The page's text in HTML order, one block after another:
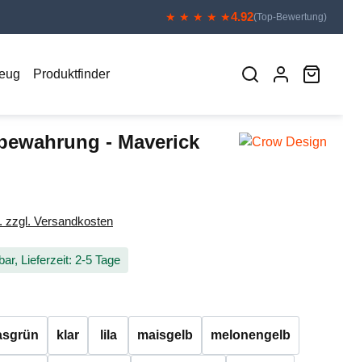
★ ★ ★ ★ ★4.92(Top-Bewertung)
Produktfinder
- Maverick
zzgl. Versandkosten
Lieferzeit: 2-5 Tage
klar lila maisgelb melonengelb